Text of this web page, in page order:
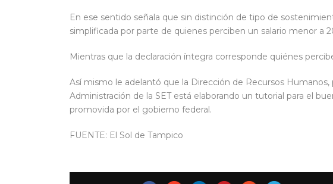
En ese sentido señala que sin distinción de tipo de
simplificada por parte de quienes perciben un salario menor a
Mientras que la declaración íntegra corresponde quiénes
Así mismo le adelantó que la Dirección de Recursos
Administración de la SET está elaborando un tutorial para el
promovida por el gobierno federal.
FUENTE: El Sol de Tampico